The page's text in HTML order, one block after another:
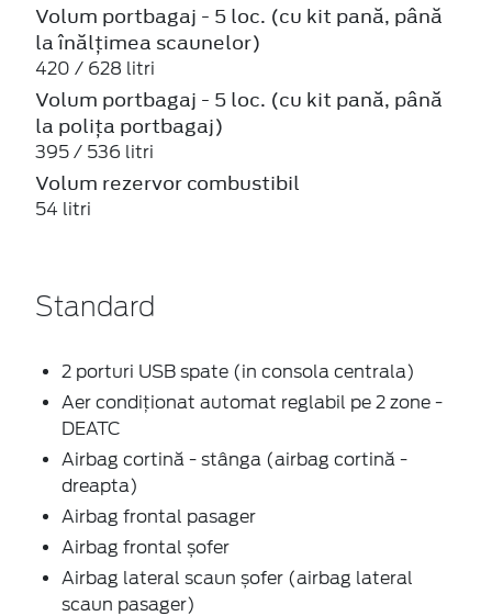
Volum portbagaj - 5 loc. (cu kit pană, până
la înălțimea scaunelor)
420 / 628 litri
Volum portbagaj - 5 loc. (cu kit pană, până
la polița portbagaj)
395 / 536 litri
Volum rezervor combustibil
54 litri
Standard
2 porturi USB spate (in consola centrala)
Aer condiționat automat reglabil pe 2 zone -
DEATC
Airbag cortină - stânga (airbag cortină -
dreapta)
Airbag frontal pasager
Airbag frontal șofer
Airbag lateral scaun șofer (airbag lateral
scaun pasager)